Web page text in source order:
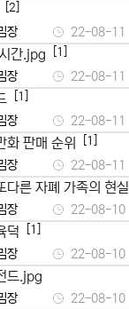
[2]
장 22-08-11
간.jpg [1]
장 22-08-11
[1]
장 22-08-11
화 판매 순위 [1]
장 22-08-11
다른 자폐 가족의 현실
장 22-08-10
덕 [1]
장 22-08-10
드.jpg
장 22-08-10